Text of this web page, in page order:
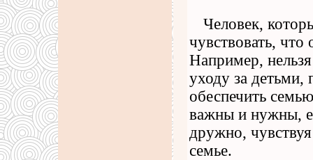
Человек,
чувствовать,
Например,
уходу за детьми,
обеспечить
важны и нужны,
дружно,
семье.